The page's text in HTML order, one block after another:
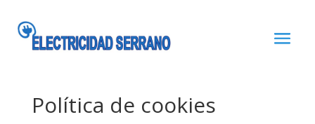
Política de cookies